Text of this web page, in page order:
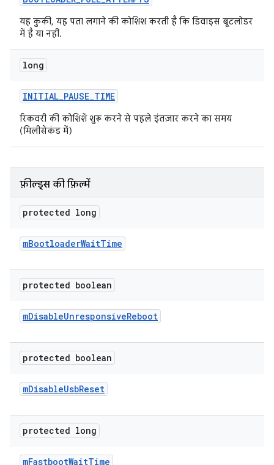
यह कुकी, यह पता लगाने की कोशिश करती है कि डिवाइस बूटलोडर
में है या नहीं.
long
INITIAL_PAUSE_TIME
रिकवरी की कोशिशें शुरू करने से पहले इंतज़ार करने का समय
(मिलीसेकंड में)
फ़ील्ड्स की फ़िल्में
protected long
mBootloaderWaitTime
protected boolean
mDisableUnresponsiveReboot
protected boolean
mDisableUsbReset
protected long
mFastbootWaitTime